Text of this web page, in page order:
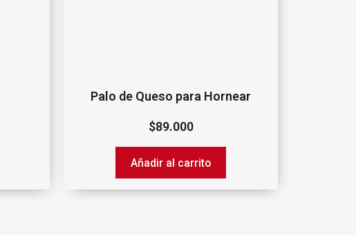
Palo de Queso para Hornear
$89.000
Añadir al carrito